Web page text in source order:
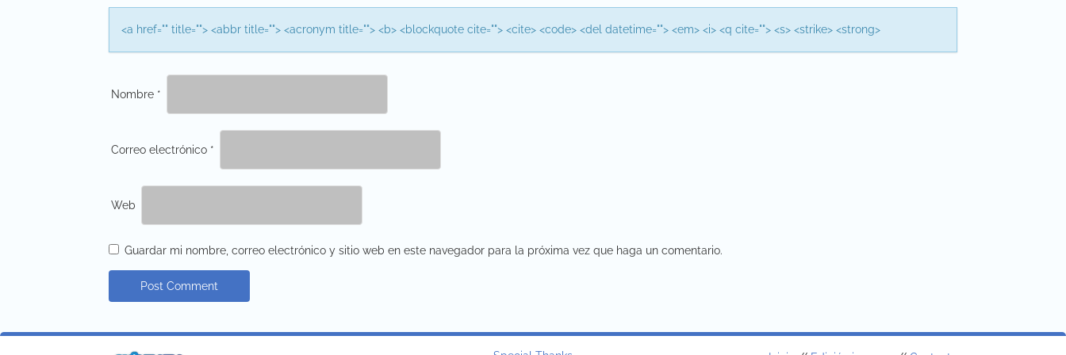
o
n
<a href="" title=""> <abbr title=""> <acronym title=""> <b> <blockquote cite=""> <cite> <code> <del datetime=""> <em> <i> <q cite=""> <s> <strike> <strong>
Nombre *
Correo electrónico *
Web
Guardar mi nombre, correo electrónico y sitio web en este navegador para la próxima vez que haga un comentario.